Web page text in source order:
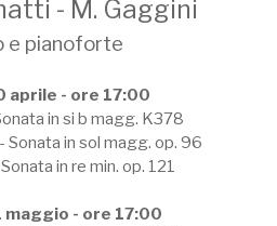
- M. Gaggini
e pianoforte
aprile - ore 17:00
in si b magg. K378
Sonata in sol magg. op. 96
in re min. op. 121
maggio - ore 17:00